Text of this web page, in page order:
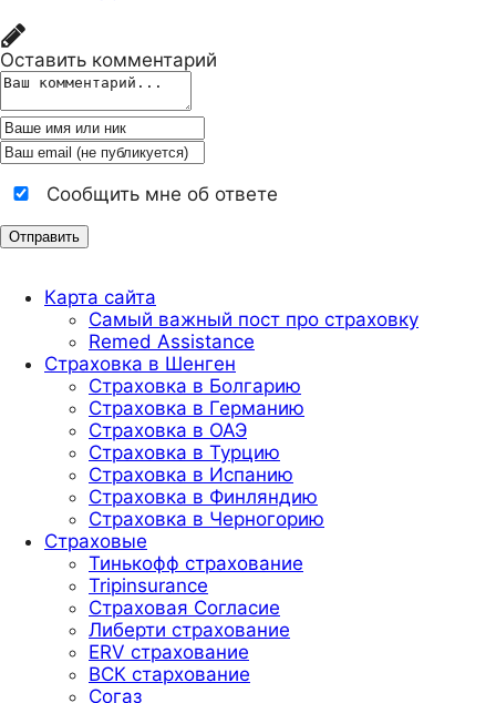
Оставить комментарий
Сообщить мне об ответе
Карта сайта
Самый важный пост про страховку
Remed Assistance
Страховка в Шенген
Страховка в Болгарию
Страховка в Германию
Страховка в ОАЭ
Страховка в Турцию
Страховка в Испанию
Страховка в Финляндию
Страховка в Черногорию
Страховые
Тинькофф страхование
Tripinsurance
Страховая Согласие
Либерти страхование
ERV страхование
ВСК стархование
Согаз